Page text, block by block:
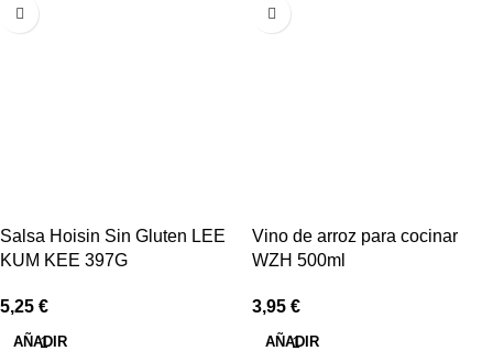
Salsa Hoisin Sin Gluten LEE
KUM KEE 397G
5,25 €
AÑADIR
Vino de arroz para cocinar
WZH 500ml
3,95 €
AÑADIR